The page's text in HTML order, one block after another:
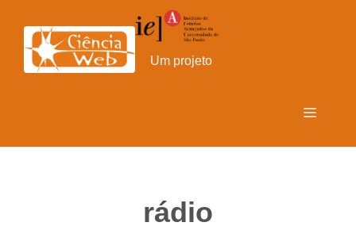
para
conteúdo
Um projeto
Menu
rádio